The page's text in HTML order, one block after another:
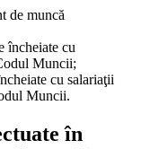
de muncă
încheiate cu
Muncii;
cu salariaţii
Muncii.
în